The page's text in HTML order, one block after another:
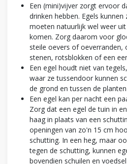
Een (mini)vijver zorgt ervoor
drinken hebben. Egels
moeten natuurlijk wel weer
komen. Zorg daarom voor
steile oevers of oeverranden,
stenen, rotsblokken of een
Een egel houdt niet van
waar ze tussendoor kunnen
de grond en tussen de
Een egel kan per nacht een
Zorg dat een egel de tuin in
haag in plaats van een
openingen van zo'n 15 cm
schutting. In een heg, maar
tegen de schutting, kunnen
bovendien schuilen en